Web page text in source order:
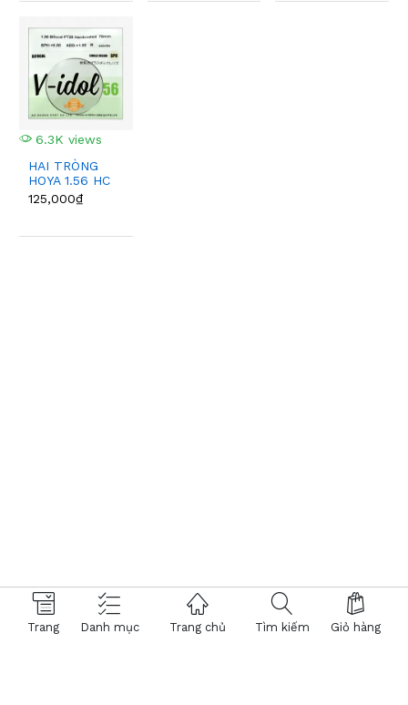
Trang Danh mục Trang chủ Tìm kiếm Giỏ hàng
6.3K views
HAI TRÒNG
HOYA 1.56 HC
125,000₫